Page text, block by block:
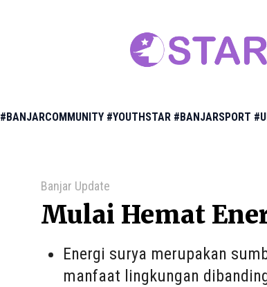
#BANJARCOMMUNITY #YOUTHSTAR #BANJARSPORT
Banjar Update
Mulai Hemat
Energi surya merupakan
manfaat lingkungan